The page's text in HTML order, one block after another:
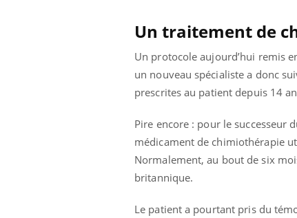
Un traitement de
Un protocole aujourd’hui remis
un nouveau spécialiste a donc
prescrites au patient depuis 14
Pire encore : pour le successeur
médicament de chimiothérapie
Normalement, au bout de six
britannique.
Le patient a pourtant pris du